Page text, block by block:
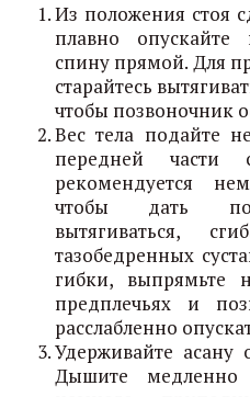
Из положения стоя
плавно опускайте
спину прямой. Для
старайтесь
чтобы позвоночник
Вес тела подайте
передней части
рекомендуется
чтобы дать
вытягиваться,
тазобедренных
гибки, выпрямьте
предплечьях и
расслабленно
Удерживайте
Дышите